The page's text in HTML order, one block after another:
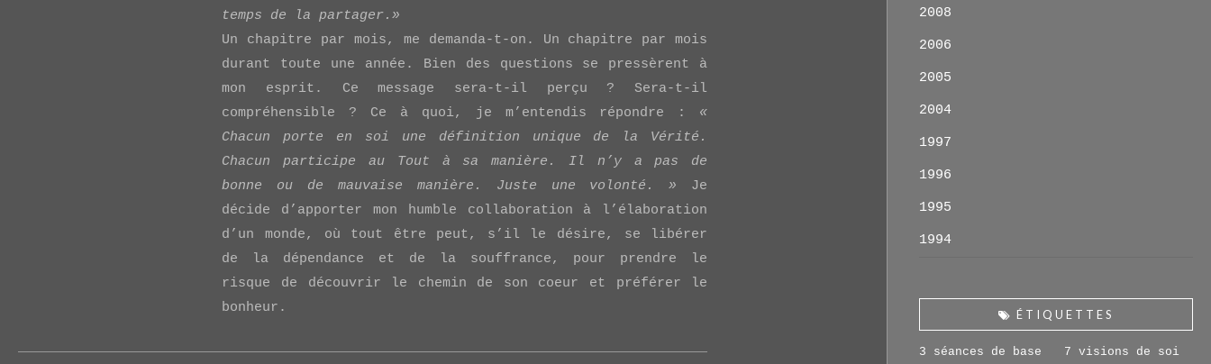
temps de la partager.»
Un chapitre par mois, me demanda-t-on. Un chapitre par mois
durant toute une année. Bien des questions se pressèrent à
mon esprit. Ce message sera-t-il perçu ? Sera-t-il
compréhensible ? Ce à quoi, je m’entendis répondre : «
Chacun porte en soi une définition unique de la Vérité.
Chacun participe au Tout à sa manière. Il n’y a pas de
bonne ou de mauvaise manière. Juste une volonté. » Je
décide d’apporter mon humble collaboration à l’élaboration
d’un monde, où tout être peut, s’il le désire, se libérer
de la dépendance et de la souffrance, pour prendre le
risque de découvrir le chemin de son coeur et préférer le
bonheur.
2008
2006
2005
2004
1997
1996
1995
1994
ÉTIQUETTES
3 séances de base 7 visions de soi